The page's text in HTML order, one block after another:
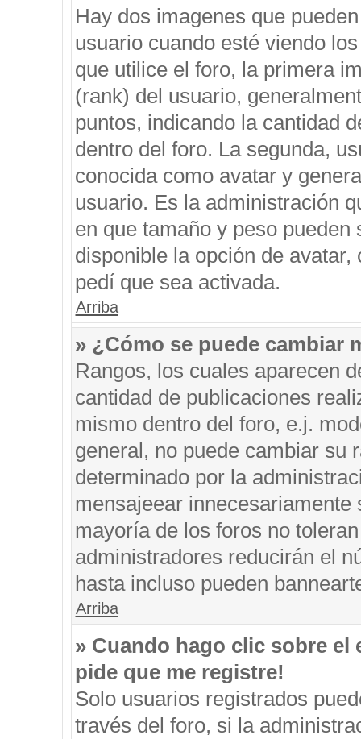
Hay dos imagenes que
usuario cuando esté viendo
que utilice el foro, la primera
(rank) del usuario,
puntos, indicando la cantidad
dentro del foro. La segunda,
conocida como avatar y
usuario. Es la administración
en que tamaño y peso
disponible la opción de
pedí que sea activada.
Arriba
» ¿Cómo se puede cambiar
Rangos, los cuales aparecen
cantidad de publicaciones
mismo dentro del foro, e.j.
general, no puede cambiar su
determinado por la
mensajeear
mayoría de los foros no
administradores reducirán el
hasta incluso pueden
Arriba
» Cuando hago clic sobre el
pide que me registre!
Solo usuarios registrados
través del foro, si la